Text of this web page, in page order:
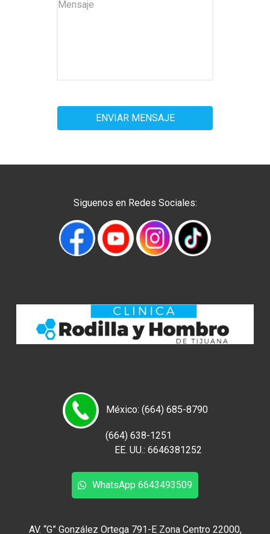
Siguenos en Redes Sociales:
México: (664) 685-8790
(664) 638-1251
EE. UU.: 6646381252
WhatsApp 6643493509
AV. “G” González Ortega 791-E Zona Centro 22000,